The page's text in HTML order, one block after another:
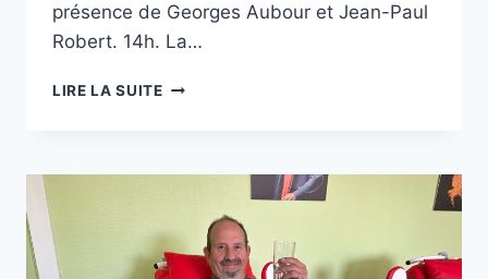
présence de Georges Aubour et Jean-Paul
Robert. 14h. La…
LIRE LA SUITEUNE
AU